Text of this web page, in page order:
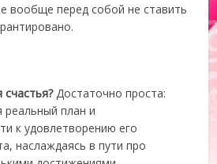
вообще перед собой не ставить
Достаточно проста:
реальный план и
к удовлетворению его
наслаждаясь в пути про